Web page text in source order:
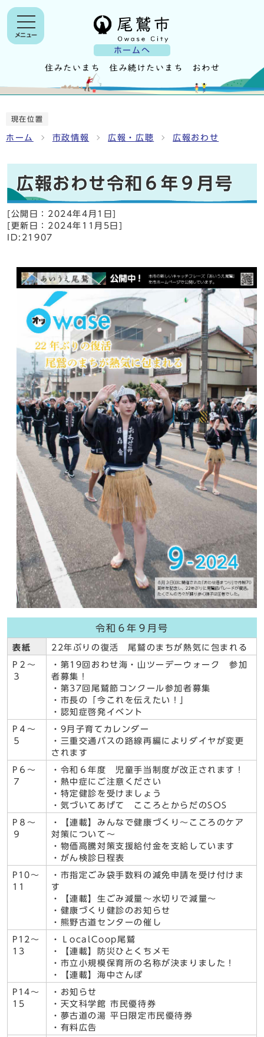
ホームへ
メニュー
現在位置
ホーム 市政情報 広報・広聴 広報おわせ
広報おわせ令和６年９月号
[公開日： 2024年4月1日
[更新日： 2024年11月5日
ID:21907
令和６年９月号
表紙 22年ぶりの復活 尾鷲のまちが熱気に包まれる
P２～
３
・第19回おわせ海・山ツーデーウォーク 参加
者募集！
・第37回尾鷲節コンクール参加者募集
・市長の「今これを伝えたい！」
・認知症啓発イベント
P４～
５
・9月子育てカレンダー
・三重交通バスの路線再編によりダイヤが変更
されます
P６～
７
・令和６年度 児童手当制度が改正されます！
・熱中症にご注意ください
・特定健診を受けましょう
・気づいてあげて こころとからだのSOS
P８～
９
・【連載】みんなで健康づくり～こころのケア
対策について～
・物価高騰対策支援給付金を支給しています
・がん検診日程表
P10～
11
・市指定ごみ袋手数料の減免申請を受け付けま
す
・【連載】生ごみ減量～水切りで減量～
・健康づくり健診のお知らせ
・熊野古道センターの催し
P12～
13
・ＬocalCoop尾鷲
・【連載】防災ひとくちメモ
・市立小規模保育所の名称が決まりました！
・【連載】海中さんぽ
P14～
15
・お知らせ
・天文科学館 市民優待券
・夢古道の湯 平日限定市民優待券
・有料広告